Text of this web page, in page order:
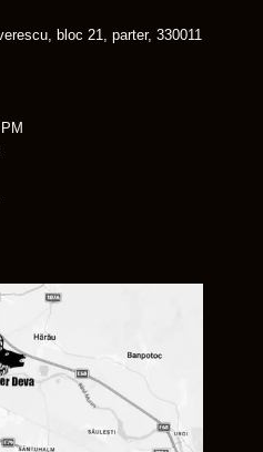
bloc 21, parter, 330011